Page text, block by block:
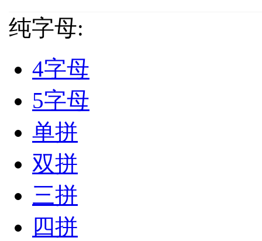
纯字母:
4字母
5字母
单拼
双拼
三拼
四拼